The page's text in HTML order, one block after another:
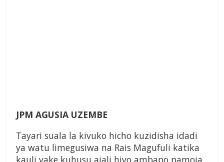
JPM AGUSIA UZEMBE
Tayari suala la kivuko hicho kuzidisha idadi
ya watu limegusiwa na Rais Magufuli katika
kauli yake kuhusu ajali hiyo ambapo pamoja